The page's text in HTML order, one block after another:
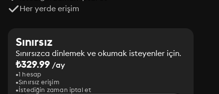
Her yerde erişim
Sınırsız
Sınırsızca dinlemek ve okumak isteyenler için.
₺329.99 /ay
1 hesap
Sınırsız erişim
İstediğin zaman iptal et